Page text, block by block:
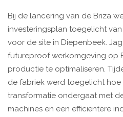
Bij de lancering van de Briza
investeringsplan toegelicht
voor de site in Diepenbeek.
futureproof werkomgeving op
productie te optimaliseren.
de fabriek werd toegelicht hoe
transformatie ondergaat met
machines en een efficiëntere